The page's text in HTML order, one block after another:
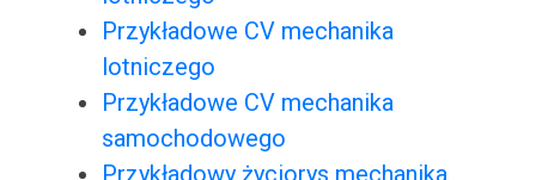
Przykładowe CV mechanika
lotniczego
Przykładowe CV mechanika
samochodowego
Przykładowy życiorys mechanika